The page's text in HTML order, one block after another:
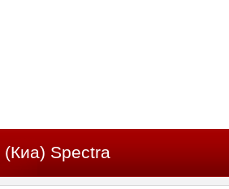
(Киа) Spectra